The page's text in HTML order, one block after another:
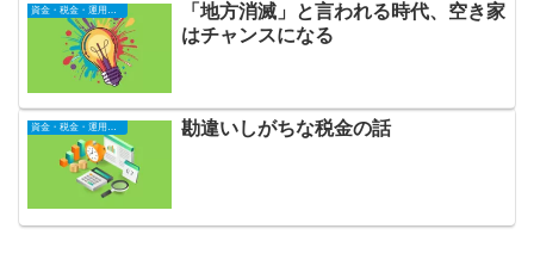
資金・税金・運用全般
「地方消滅」と言われる時代、空き家
はチャンスになる
資金・税金・運用全般 勘違いしがちな税金の話